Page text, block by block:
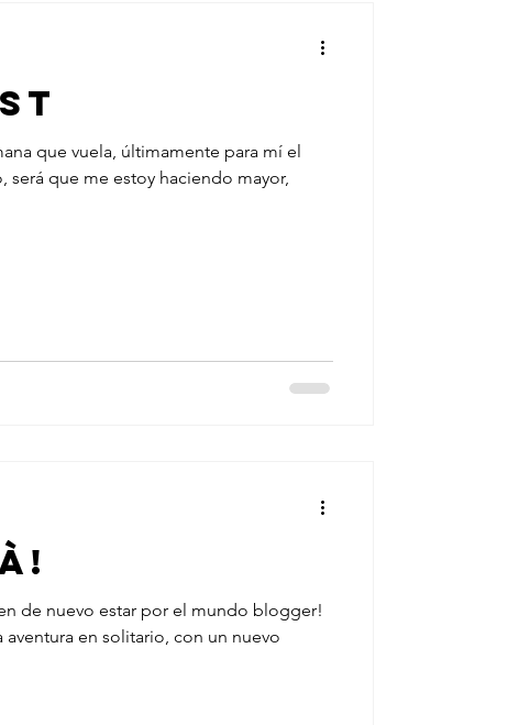
que vuela, últimamente para mí el
será que me estoy haciendo mayor,
de nuevo estar por el mundo blogger!
en solitario, con un nuevo